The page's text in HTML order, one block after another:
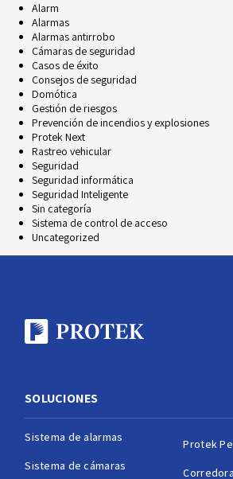
Alarm
Alarmas
Alarmas antirrobo
Cámaras de seguridad
Casos de éxito
Consejos de seguridad
Domótica
Gestión de riesgos
Prevención de incendios y explosiones
Protek Next
Rastreo vehicular
Seguridad
Seguridad informática
Seguridad Inteligente
Sin categoría
Sistema de control de acceso
Uncategorized
SOLUCIONES
Sistema de alarmas
Sistema de cámaras
Protek